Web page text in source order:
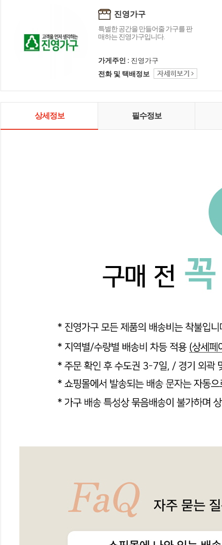
진영가구
특별한 공간을 만들어줄 가구를 판
매하는 진영가구입니다.
가게주인 : 진영가구
전화 및 택배정보
상세정보 필수정보